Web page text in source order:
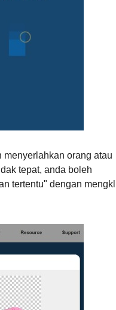
orang atau
tepat, anda boleh
tertentu" dengan